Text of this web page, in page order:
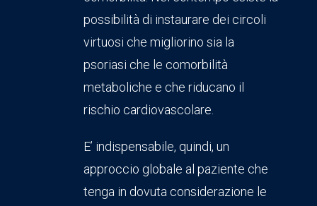
possibilità di instaurare dei circoli
virtuosi che migliorino sia la
psoriasi che le comorbilità
metaboliche e che riducano il
rischio cardiovascolare.
E’ indispensabile, quindi, un
approccio globale al paziente che
tenga in dovuta considerazione le